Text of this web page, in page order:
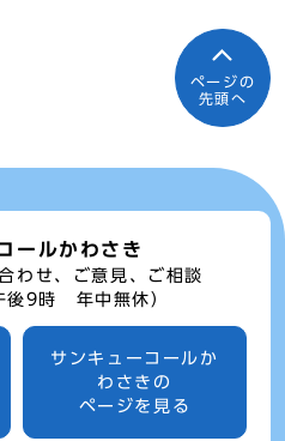
ページの
先頭へ
ールかわさき
わせ、ご意見、ご相談
後9時 年中無休）
サンキューコールか
わさきの
ページを見る